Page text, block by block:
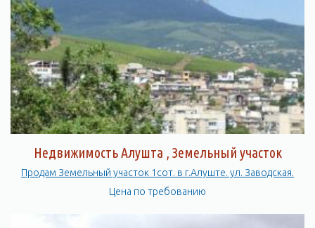
Недвижимость Алушта , Земельный участок
Продам Земельный участок 1сот. в г.Алуште. ул. Заводская.
Цена по требованию